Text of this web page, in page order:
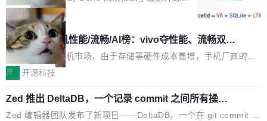
e...
这是 Sandstorm.io 的重制版，我十年前的那个创业公司。不同的
是，这次它构建在 Cloudflare Workers 上——我花了九年时间搭
建的平台——并且深度集成了 AI。这基本上是我十年秘密计划的顶
峰。 十年前，Ken...
目 Celld，一个能在自己机器上运行 Cloudflare
Workers 和 Durable Objects 的守护进程。 设
计思路很直接：每个对象是一个独立的 SQLite
数据库，按名称寻址，复制到你自己的 S3 兼容
存储库里。节点之间只通过这个存储库协调——
个小型数据库，应用天然按分片构建，单个数据
库的竞争和爆炸半径问题在设计层面就被消除
局
鲁大师7月新机性能/流畅/AI榜：vivo夺性能、流畅双第
一，三星Galaxy Z系列新折叠缺席
2026年7月的手机市场，由于存储等硬件成本暴增，手机厂商的日
子也不好过啊，新机速度明显放缓，因此硝烟味淡了许多。新机参
/ Z Flip8）外，其余要么是中低端机器，例如iQOO Z11i、REDMI
Note 17、REDMI Note 17 Pro、OPPO K15，要么是vivo X300 E
开 开源科技
Zed 推出 DeltaDB，一个记录 commit 之间所有操作
的版本控制系统
Zed 编辑器团队发布了新项目——DeltaDB，一个在 git commit 之